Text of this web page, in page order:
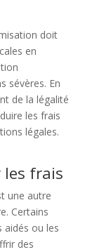
doit
en
sévères. En
de la légalité
les frais
légales.
les frais
une autre
Certains
aidés ou les
des